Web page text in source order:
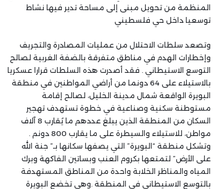
المنظمة من تحويل مبنى إلى مساحة تدير فيها نشاط
توسعيا داخل حي فلسطيني
وتصعد سلطات الاحتلال من عمليات المصادرة والتجريف
وإخطارات الهدم في مناطق متفرقة بالضفة الغربية لصالح
التوسع الاستيطاني . فقد أصدرت هذه السلطات قرارا عسكريا
بالاستيلاء على 64 دونما من أراضي المواطنين في منطقة
البويرة الواقعة شمال مدينة الخليل، لصالح إقامة
مستوطنة سكنية وصناعية في خطوة تستهدف تهجير
السكان من المنطقة الذين يبلغ عددهم ما يُقارب 8 آلاف
مواطن، للاستيلاء والسيطرة على ما يقارب 800 دونم .
وتشكل منطقة “البويرة” التي يصفها سكانها بـ” جنة الله
على الأرض” لتمتعها بكروم العنب وبساتين الفاكهة وبرك
المياه والمناظر الخلابة واحدة من المناطق المستهدفة
بالتوسع الاستيطاني في المنطقة .وهي تخضع البويرة